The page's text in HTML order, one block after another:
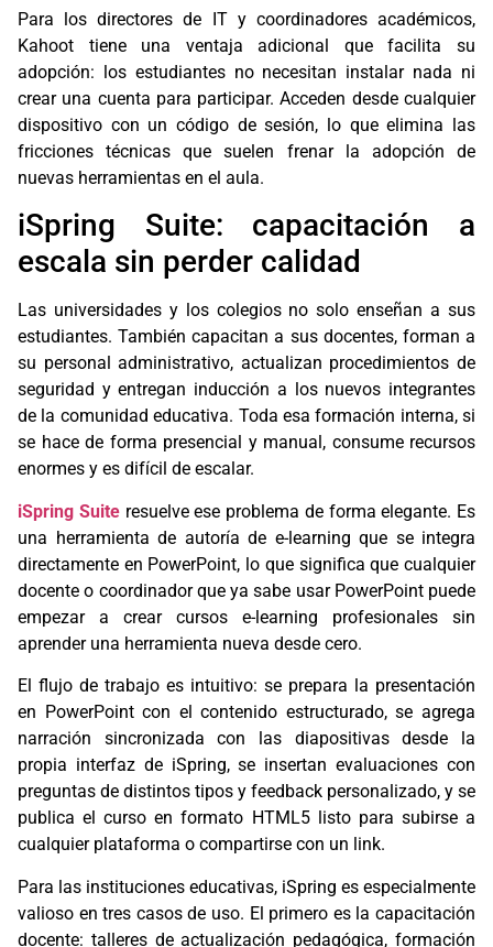
Para los directores de IT y coordinadores académicos,
Kahoot tiene una ventaja adicional que facilita su
adopción: los estudiantes no necesitan instalar nada ni
crear una cuenta para participar. Acceden desde cualquier
dispositivo con un código de sesión, lo que elimina las
fricciones técnicas que suelen frenar la adopción de
nuevas herramientas en el aula.
iSpring Suite: capacitación a
escala sin perder calidad
Las universidades y los colegios no solo enseñan a sus
estudiantes. También capacitan a sus docentes, forman a
su personal administrativo, actualizan procedimientos de
seguridad y entregan inducción a los nuevos integrantes
de la comunidad educativa. Toda esa formación interna, si
se hace de forma presencial y manual, consume recursos
enormes y es difícil de escalar.
iSpring Suiteresuelve ese problema de forma elegante. Es
una herramienta de autoría de e-learning que se integra
directamente en PowerPoint, lo que significa que cualquier
docente o coordinador que ya sabe usar PowerPoint puede
empezar a crear cursos e-learning profesionales sin
aprender una herramienta nueva desde cero.
El flujo de trabajo es intuitivo: se prepara la presentación
en PowerPoint con el contenido estructurado, se agrega
narración sincronizada con las diapositivas desde la
propia interfaz de iSpring, se insertan evaluaciones con
preguntas de distintos tipos y feedback personalizado, y se
publica el curso en formato HTML5 listo para subirse a
cualquier plataforma o compartirse con un link.
Para las instituciones educativas, iSpring es especialmente
valioso en tres casos de uso. El primero es la capacitación
docente: talleres de actualización pedagógica, formación